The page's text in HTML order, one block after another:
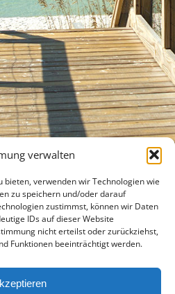
verwalten
bieten, verwenden wir Technologien wie
zu speichern und/oder darauf
zustimmst, können wir Daten
IDs auf dieser Website
nicht erteilst oder zurückziehst,
Funktionen beeinträchtigt werden.